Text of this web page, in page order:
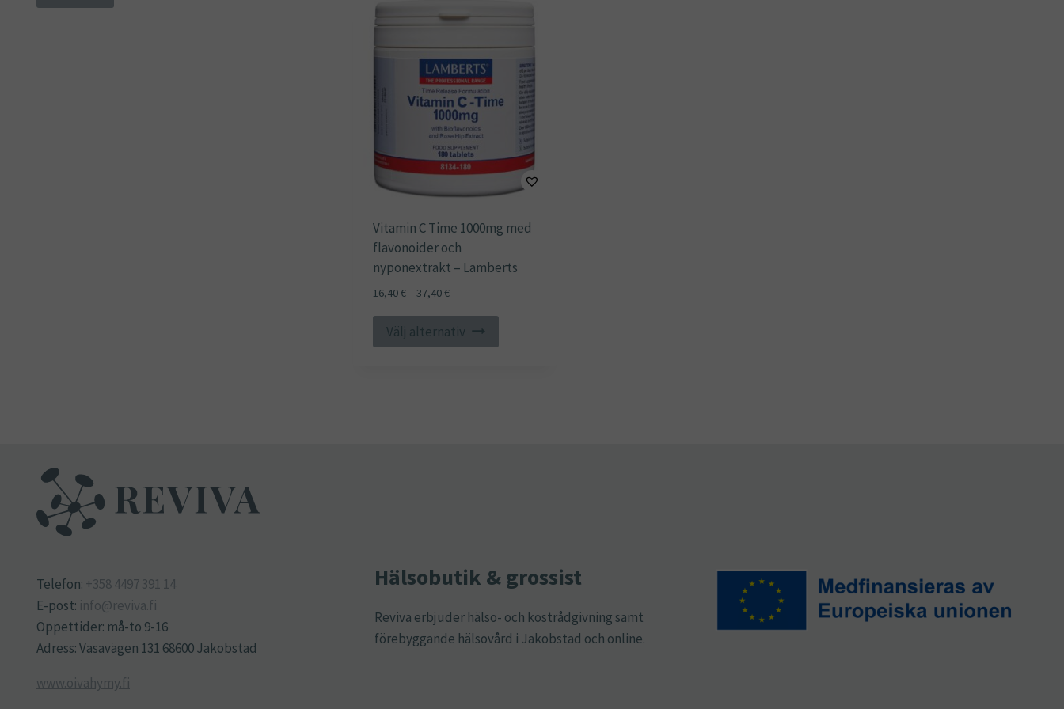
De
olika
alternativen
väljas
på
produktsidan
Vitamin C Time 1000mg med
flavonoider och
nyponextrakt – Lamberts
16,40€– 37,40€Prisintervall:
till
37,40 €
Välj alternativ
här
produktsidan
Telefon: +358 4497 391 14
E-post: info@reviva.fi
Öppettider: må-to 9-16
Adress: Vasavägen 131 68600 Jakobstad
www.oivahymy.fi
Hälsobutik & grossist
Reviva erbjuder hälso- och kostrådgivning samt
förebyggande hälsovård i Jakobstad och online.